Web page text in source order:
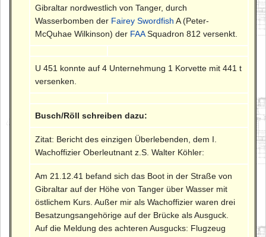
Gibraltar nordwestlich von Tanger, durch
Wasserbomben der Fairey Swordfish A (Peter-
McQuhae Wilkinson) der FAASquadron 812 versenkt.
U 451 konnte auf 4 Unternehmung 1 Korvette mit 441 t
versenken.
Busch/Röll schreiben dazu:
Zitat: Bericht des einzigen Überlebenden, dem I.
Wachoffizier Oberleutnant z.S. Walter Köhler:
Am 21.12.41 befand sich das Boot in der Straße von
Gibraltar auf der Höhe von Tanger über Wasser mit
östlichem Kurs. Außer mir als Wachoffizier waren drei
Besatzungsangehörige auf der Brücke als Ausguck.
Auf die Meldung des achteren Ausgucks: Flugzeug